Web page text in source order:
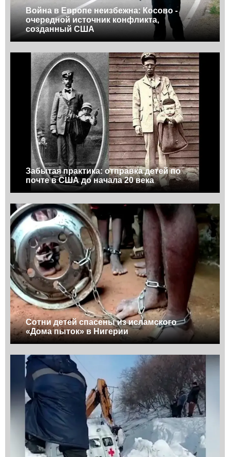
Война в Европе неизбежна: Косово -
очередной источник конфликта,
созданный США
Забытая практика: отправка детей по
почте в США до начала 20 века
Сотни детей спасены из исламского
«Дома пыток» в Нигерии